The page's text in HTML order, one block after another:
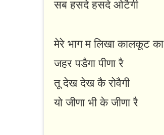
सब हसदे हसदे ओटैगी
मेरे भाग म लिखा कालकूट का
जहर पडैगा पीणा रै
तू देख देख कै रोवैगी
यो जीणा भी के जीणा रै